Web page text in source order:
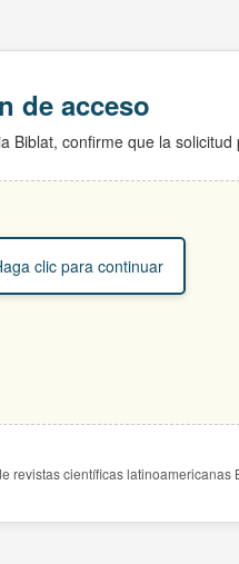
de acceso
Biblat, confirme que la
clic para continuar
revistas científicas